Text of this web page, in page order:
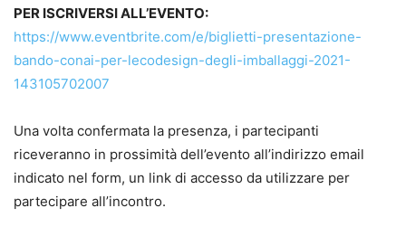
PER ISCRIVERSI ALL’EVENTO:
https://www.eventbrite.com/e/biglietti-presentazione-
bando-conai-per-lecodesign-degli-imballaggi-2021-
143105702007
Una volta confermata la presenza, i partecipanti
riceveranno in prossimità dell’evento all’indirizzo email
indicato nel form, un link di accesso da utilizzare per
partecipare all’incontro.